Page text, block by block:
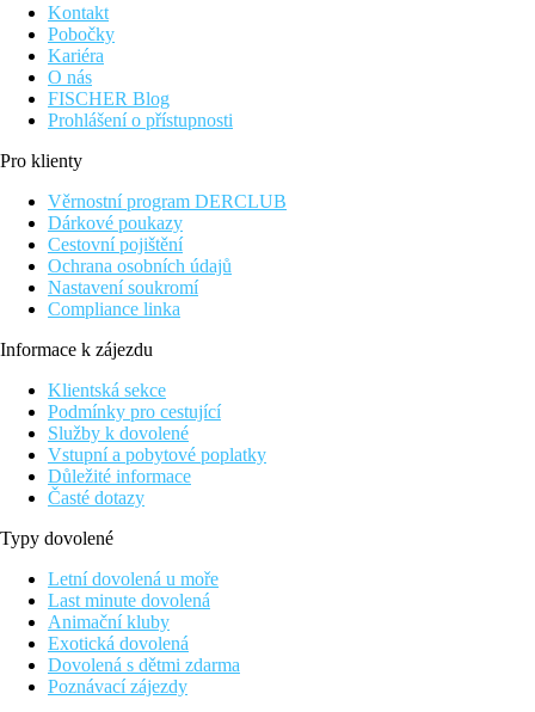
Kontakt
Pobočky
Kariéra
O nás
FISCHER Blog
Prohlášení o přístupnosti
Pro klienty
Věrnostní program DERCLUB
Dárkové poukazy
Cestovní pojištění
Ochrana osobních údajů
Nastavení soukromí
Compliance linka
Informace k zájezdu
Klientská sekce
Podmínky pro cestující
Služby k dovolené
Vstupní a pobytové poplatky
Důležité informace
Časté dotazy
Typy dovolené
Letní dovolená u moře
Last minute dovolená
Animační kluby
Exotická dovolená
Dovolená s dětmi zdarma
Poznávací zájezdy